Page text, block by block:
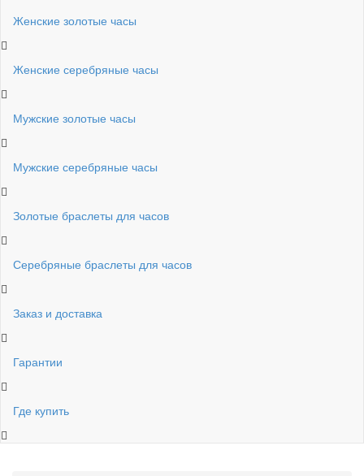
Женские золотые часы
Женские серебряные часы
Мужские золотые часы
Мужские серебряные часы
Золотые браслеты для часов
Серебряные браслеты для часов
Заказ и доставка
Гарантии
Где купить